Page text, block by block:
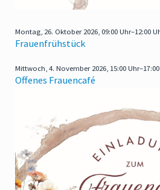
Montag, 26. Oktober 2026, 09:00 Uhr–12:00
Frauenfrühstück
Mittwoch,4. November 2026, 15:00
Offenes Frauencafé